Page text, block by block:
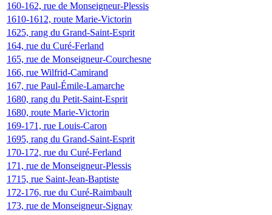
160-162, rue de Monseigneur-Plessis
1610-1612, route Marie-Victorin
1625, rang du Grand-Saint-Esprit
164, rue du Curé-Ferland
165, rue de Monseigneur-Courchesne
166, rue Wilfrid-Camirand
167, rue Paul-Émile-Lamarche
1680, rang du Petit-Saint-Esprit
1680, route Marie-Victorin
169-171, rue Louis-Caron
1695, rang du Grand-Saint-Esprit
170-172, rue du Curé-Ferland
171, rue de Monseigneur-Plessis
1715, rue Saint-Jean-Baptiste
172-176, rue du Curé-Raimbault
173, rue de Monseigneur-Signay